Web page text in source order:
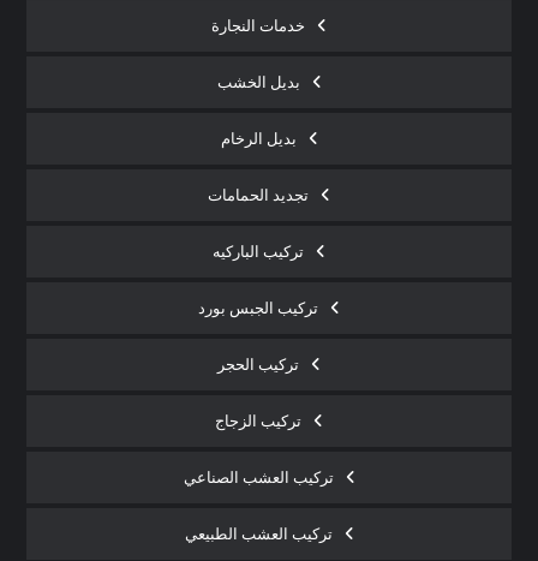
خدمات النجارة
بديل الخشب
بديل الرخام
تجديد الحمامات
تركيب الباركيه
تركيب الجبس بورد
تركيب الحجر
تركيب الزجاج
تركيب العشب الصناعي
تركيب العشب الطبيعي